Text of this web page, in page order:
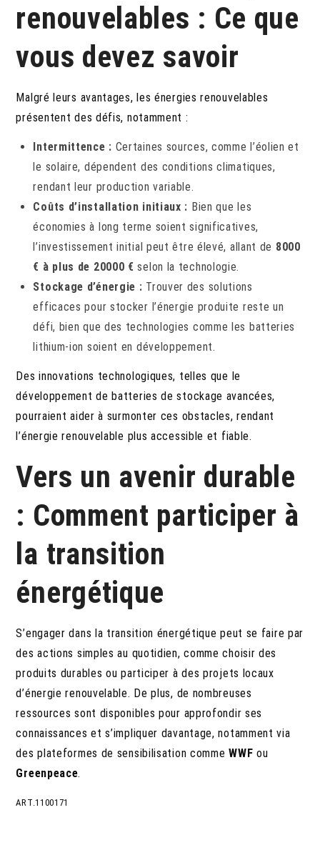
renouvelables : Ce que
vous devez savoir
Malgré leurs avantages, les énergies renouvelables
présentent des défis, notamment :
Intermittence : Certaines sources, comme l’éolien et
le solaire, dépendent des conditions climatiques,
rendant leur production variable.
Coûts d’installation initiaux : Bien que les
économies à long terme soient significatives,
l’investissement initial peut être élevé, allant de 8000
€ à plus de 20000 € selon la technologie.
Stockage d’énergie : Trouver des solutions
efficaces pour stocker l’énergie produite reste un
défi, bien que des technologies comme les batteries
lithium-ion soient en développement.
Des innovations technologiques, telles que le
développement de batteries de stockage avancées,
pourraient aider à surmonter ces obstacles, rendant
l’énergie renouvelable plus accessible et fiable.
Vers un avenir durable
: Comment participer à
la transition
énergétique
S’engager dans la transition énergétique peut se faire par
des actions simples au quotidien, comme choisir des
produits durables ou participer à des projets locaux
d’énergie renouvelable. De plus, de nombreuses
ressources sont disponibles pour approfondir ses
connaissances et s’impliquer davantage, notamment via
des plateformes de sensibilisation commeWWF ou
Greenpeace.
ART.1100171